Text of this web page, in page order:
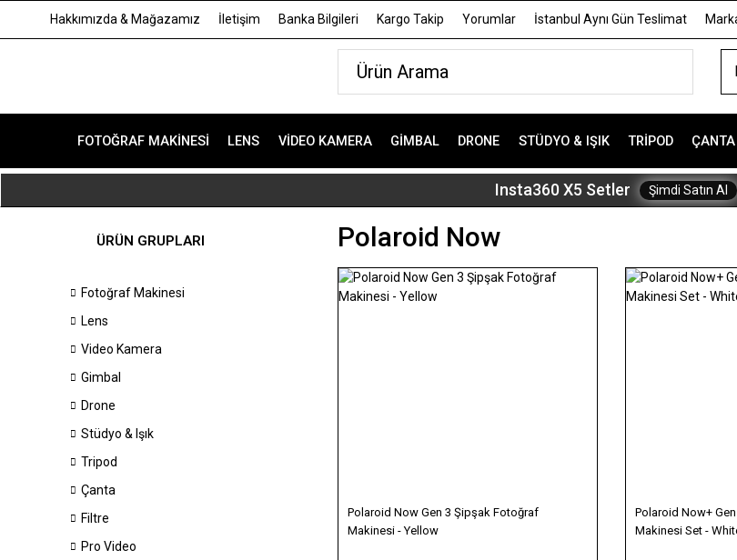
Hakkımızda & Mağazamız İletişim Banka Bilgileri Kargo Takip Yorumlar İstanbul Aynı Gün Teslimat
FOTOĞRAF MAKINESI LENS VIDEO KAMERA GIMBAL DRONE STÜDYO & IŞIK TRIPOD ÇANTA
Insta360 X5 Setler Şimdi Satın Al
ÜRÜN GRUPLARI
Fotoğraf Makinesi
Lens
Video Kamera
Gimbal
Drone
Stüdyo & Işık
Tripod
Çanta
Filtre
Pro Video
Polaroid Now
Polaroid Now Gen 3 Şipşak Fotoğraf
Makinesi - Yellow
Polaroid Now+
Makinesi Set -